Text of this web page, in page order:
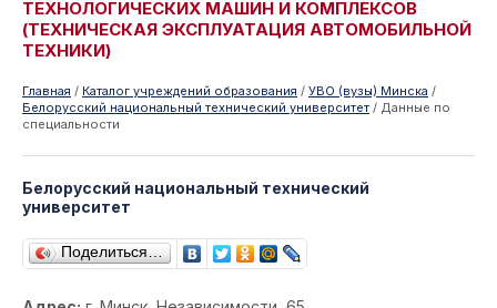
ТЕХНОЛОГИЧЕСКИХ МАШИН И КОМПЛЕКСОВ
(ТЕХНИЧЕСКАЯ ЭКСПЛУАТАЦИЯ АВТОМОБИЛЬНОЙ
ТЕХНИКИ)
Главная / Каталог учреждений образования / УВО (вузы) Минска /
Белорусский национальный технический университет / Данные по
специальности
Белорусский национальный технический
университет
Поделиться…